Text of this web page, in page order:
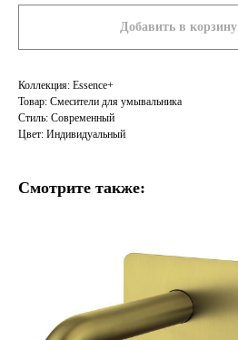
Добавить в корзину
Коллекция: Essence+
Товар: Смесители для умывальника
Стиль: Современный
Цвет: Индивидуальный
Смотрите также: